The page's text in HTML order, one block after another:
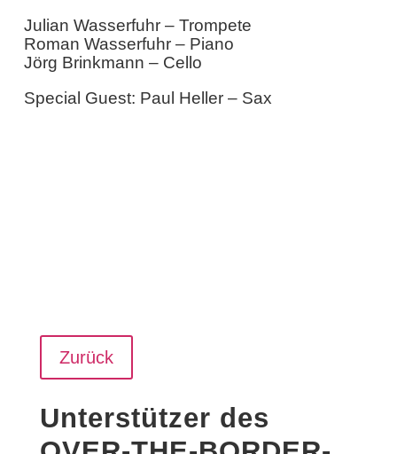
Julian Wasserfuhr – Trompete
Roman Wasserfuhr – Piano
Jörg Brinkmann – Cello
Special Guest: Paul Heller – Sax
Zurück
Unterstützer des